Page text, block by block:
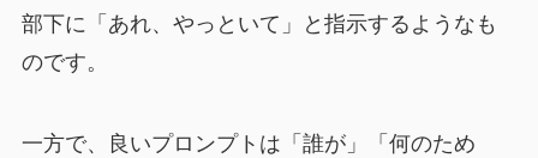
部下に「あれ、やっといて」と指示するようなも
のです。
一方で、良いプロンプトは「誰が」「何のため